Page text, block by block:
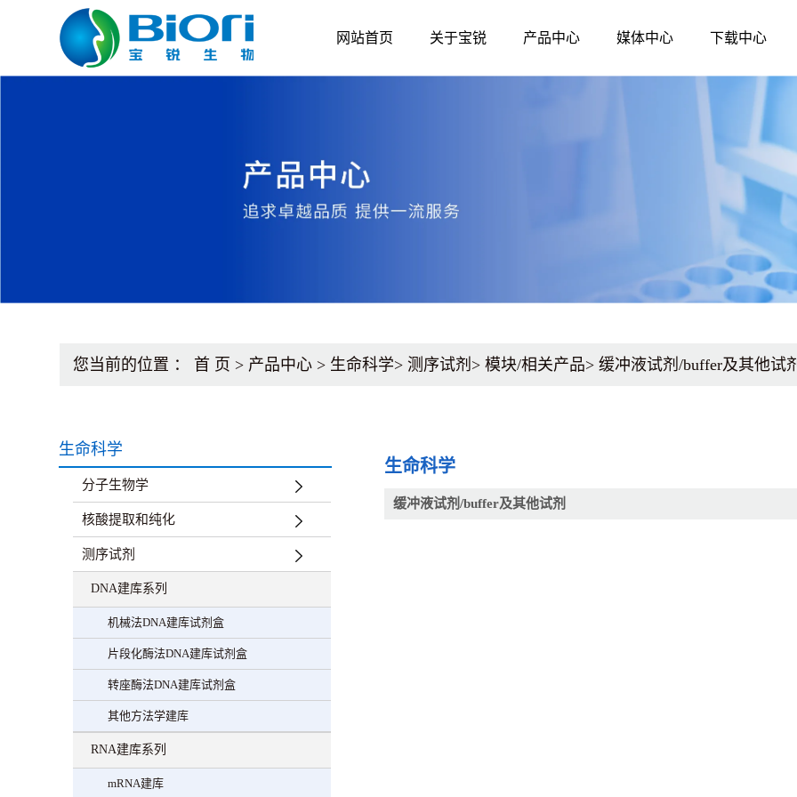
网站首页 关于宝锐 产品中心
分子生物学
分子酶
qPCR
LAMP-DNA
LAMP-RNA
其他辅助原料、
媒体中心 下载中心
您当前的位置 ： 首 页 > 产品中心 > 生命科学> 测序试剂 > 模块/相关产品> 缓冲液试剂/buffer及其他试
生命科学
分子生物学
核酸提取和纯化
测序试剂
DNA建库系列
机械法DNA建库试剂盒
片段化酶法DNA建库试剂盒
转座酶法DNA建库试剂盒
其他方法学建库
RNA建库系列
mRNA建库
生命科学
缓冲液试剂/buffer及其他试剂